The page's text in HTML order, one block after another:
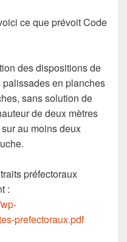
ce que prévoit Code
des dispositions de
palissades en planches
sans solution de
de deux mètres
au moins deux
préfectoraux
:
prefectoraux.pdf